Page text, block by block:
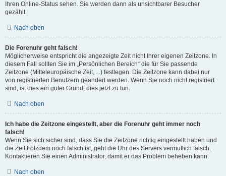
Ihren Online-Status sehen. Sie werden dann als unsichtbarer Besucher
gezählt.
Nach oben
Die Forenuhr geht falsch!
Möglicherweise entspricht die angezeigte Zeit nicht Ihrer eigenen Zeitzone. In
diesem Fall sollten Sie im „Persönlichen Bereich“ die für Sie passende
Zeitzone (Mitteleuropäische Zeit, ...) festlegen. Die Zeitzone kann dabei nur
von registrierten Benutzern geändert werden. Wenn Sie noch nicht registriert
sind, ist dies ein guter Grund, dies jetzt zu tun.
Nach oben
Ich habe die Zeitzone eingestellt, aber die Forenuhr geht immer noch
falsch!
Wenn Sie sich sicher sind, dass Sie die Zeitzone richtig eingestellt haben und
die Zeit trotzdem noch falsch ist, geht die Uhr des Servers vermutlich falsch.
Kontaktieren Sie einen Administrator, damit er das Problem beheben kann.
Nach oben